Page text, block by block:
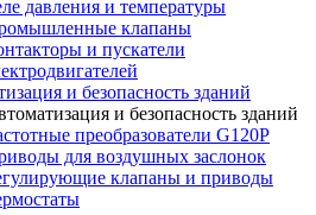
давления и температуры
клапаны
и пускатели
и безопасность зданий
и безопасность зданий
преобразователи G120P
для воздушных заслонок
клапаны и приводы